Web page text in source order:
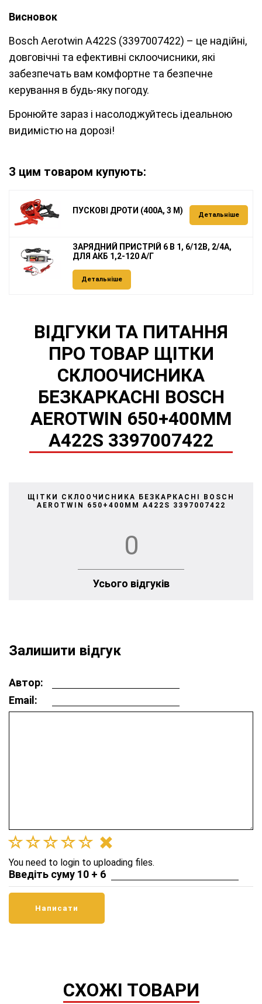
Висновок
Bosch Aerotwin A422S (3397007422) – це надійні,
довговічні та ефективні склоочисники, які
забезпечать вам комфортне та безпечне
керування в будь-яку погоду.
Бронюйте зараз і насолоджуйтесь ідеальною
видимістю на дорозі!
З цим товаром купують:
ПУСКОВІ ДРОТИ (400А, 3 М) Детальніше
ЗАРЯДНИЙ ПРИСТРІЙ 6 В 1, 6/12В, 2/4А,
ДЛЯ АКБ 1,2-120 А/Г
Детальніше
ВІДГУКИ ТА ПИТАННЯ
ПРО ТОВАР ЩІТКИ
СКЛООЧИСНИКА
БЕЗКАРКАСНІ BOSCH
AEROTWIN 650+400MM
A422S 3397007422
ЩІТКИ СКЛООЧИСНИКА БЕЗКАРКАСНІ BOSCH
AEROTWIN 650+400MM A422S 3397007422
0
Усього відгуків
Залишити відгук
Автор:
Email:
You need to login to uploading files.
Введіть суму 10 + 6
СХОЖІ ТОВАРИ